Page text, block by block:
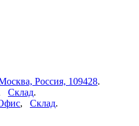
Россия, 109428.
Склад.
, Склад.